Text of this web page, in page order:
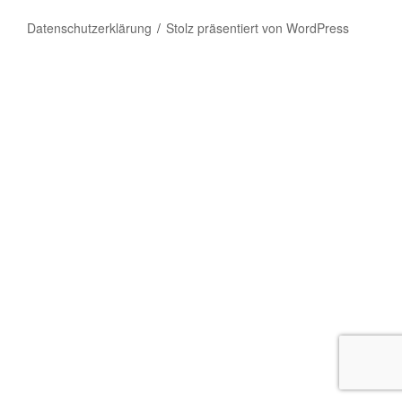
Datenschutzerklärung Stolz präsentiert von WordPress